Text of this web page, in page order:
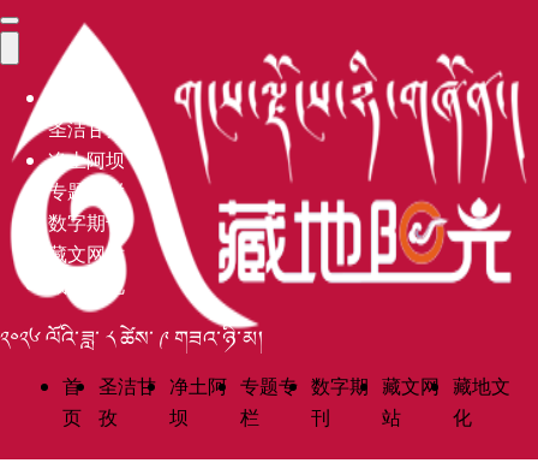
圣洁甘孜
净土阿坝
专题专栏
数字期刊
藏文网站
藏地文化
༢༠༢༦ ལོའི་ཟླ་ ༨ ཚེས་ ༩ གཟའ་ཉི་མ།
首
页
圣洁甘
孜
净土阿
坝
专题专
栏
数字期
刊
藏文网
站
藏地文
化